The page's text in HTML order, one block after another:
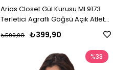
Arias Closet Gül Kurusu MI 9173
Terletici Agraflı Göğsü Açık Atlet
₺399,90
₺599,90
%33